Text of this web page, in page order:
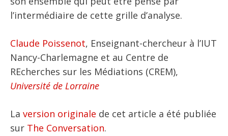
l’intermédiaire de cette grille d’analyse.
Claude Poissenot, Enseignant-chercheur à l’IUT
Nancy-Charlemagne et au Centre de
REcherches sur les Médiations (CREM),
Université de Lorraine
La version originale de cet article a été publiée
sur The Conversation.